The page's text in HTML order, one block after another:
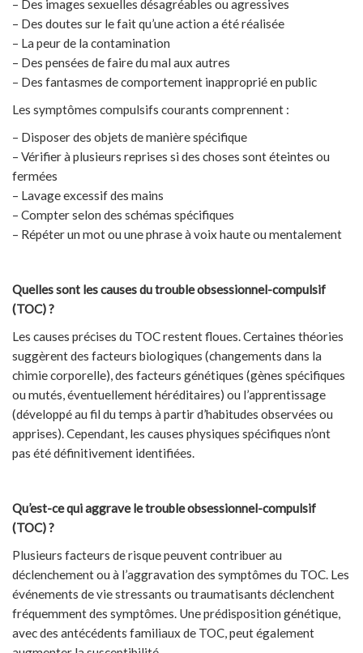
– Des images sexuelles désagréables ou agressives
– Des doutes sur le fait qu’une action a été réalisée
– La peur de la contamination
– Des pensées de faire du mal aux autres
– Des fantasmes de comportement inapproprié en public
Les symptômes compulsifs courants comprennent :
– Disposer des objets de manière spécifique
– Vérifier à plusieurs reprises si des choses sont éteintes ou
fermées
– Lavage excessif des mains
– Compter selon des schémas spécifiques
– Répéter un mot ou une phrase à voix haute ou mentalement
Quelles sont les causes du trouble obsessionnel-compulsif
(TOC) ?
Les causes précises du TOC restent floues. Certaines théories
suggèrent des facteurs biologiques (changements dans la
chimie corporelle), des facteurs génétiques (gènes spécifiques
ou mutés, éventuellement héréditaires) ou l’apprentissage
(développé au fil du temps à partir d’habitudes observées ou
apprises). Cependant, les causes physiques spécifiques n’ont
pas été définitivement identifiées.
Qu’est-ce qui aggrave le trouble obsessionnel-compulsif
(TOC) ?
Plusieurs facteurs de risque peuvent contribuer au
déclenchement ou à l’aggravation des symptômes du TOC. Les
événements de vie stressants ou traumatisants déclenchent
fréquemment des symptômes. Une prédisposition génétique,
avec des antécédents familiaux de TOC, peut également